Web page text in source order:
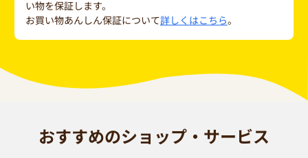
い物を保証します。
お買い物あんしん保証について詳しくはこちら。
おすすめのショップ・サービス